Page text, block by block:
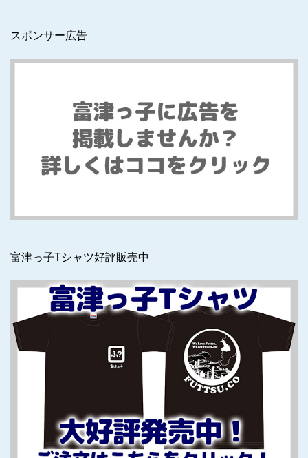
スポンサー広告
富津っ子Tシャツ好評販売中